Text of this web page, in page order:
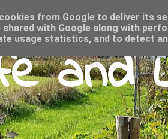
and
from Google to deliver its
shared with Google along with
usage statistics, and to detect